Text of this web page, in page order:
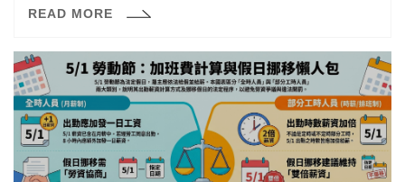
見NG態樣，整理如下，提醒雇主注意：
READ MORE